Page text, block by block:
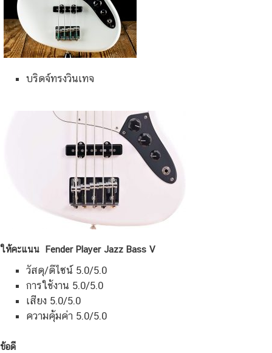
บริดจ์ทรงวินเทจ
ให้คะแนน Fender Player Jazz Bass V
วัสดุ/ดีไซน์ 5.0/5.0
การใช้งาน 5.0/5.0
เสียง 5.0/5.0
ความคุ้มค่า 5.0/5.0
ข้อดี